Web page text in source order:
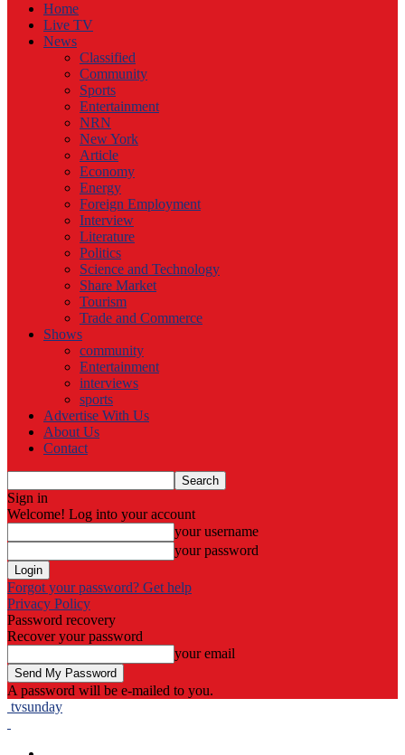
Home
Live TV
News
Classified
Community
Sports
Entertainment
NRN
New York
Article
Economy
Energy
Foreign Employment
Interview
Literature
Politics
Science and Technology
Share Market
Tourism
Trade and Commerce
Shows
community
Entertainment
interviews
sports
Advertise With Us
About Us
Contact
Sign in
Welcome! Log into your account
your username
your password
Forgot your password? Get help
Privacy Policy
Password recovery
Recover your password
your email
A password will be e-mailed to you.
tvsunday